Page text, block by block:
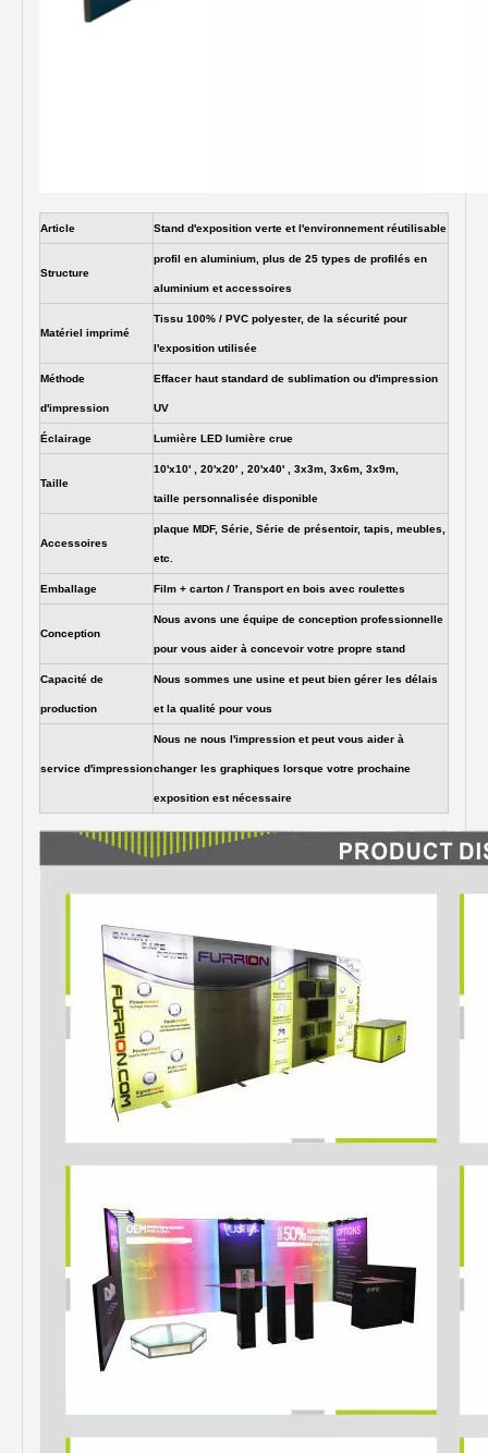
Article Stand d'exposition verte et l'environnement réutilisable
Structure
profil en aluminium, plus de 25 types de profilés en
aluminium et accessoires
Matériel imprimé
Tissu 100% / PVC polyester, de la sécurité pour
l'exposition utilisée
Méthode
d'impression
Effacer haut standard de sublimation ou d'impression
UV
Éclairage Lumière LED lumière crue
Taille
10'x10' , 20'x20' , 20'x40' , 3x3m, 3x6m, 3x9m,
taille personnalisée disponible
Accessoires
plaque MDF, Série, Série de présentoir, tapis, meubles,
etc.
Emballage Film + carton / Transport en bois avec roulettes
Conception
Nous avons une équipe de conception professionnelle
pour vous aider à concevoir votre propre stand
Capacité de
production
Nous sommes une usine et peut bien gérer les délais
et la qualité pour vous
service d'impression
Nous ne nous l'impression et peut vous aider à
changer les graphiques lorsque votre prochaine
exposition est nécessaire